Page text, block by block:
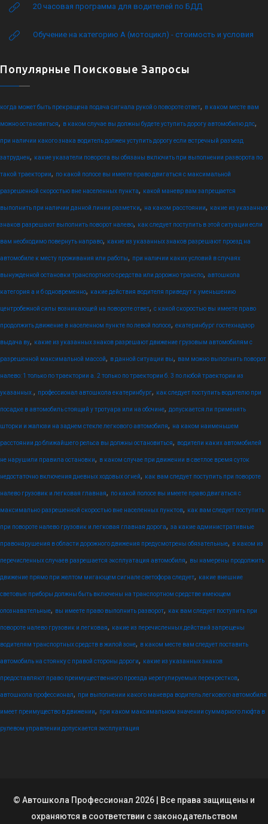
20 часовая программа для водителей по БДД
Обучение на категорию А (мотоцикл) - стоимость и условия
Популярные Поисковые Запросы
когда может быть прекращена подача сигнала рукой о повороте ответ, в каком месте вам
можно остановиться, в каком случае вы должны будете уступить дорогу автомобилю дпс,
при наличии какого знака водитель должен уступить дорогу если встречный разъезд
затруднен, какие указатели поворота вы обязаны включить при выполнении разворота по
такой траектории, по какой полосе вы имеете право двигаться с максимальной
разрешенной скоростью вне населенных пункта, какой маневр вам запрещается
выполнить при наличии данной линии разметки, на каком расстоянии, какие из указанных
знаков разрешают выполнить поворот налево, как следует поступить в этой ситуации если
вам необходимо повернуть направо, какие из указанных знаков разрешают проезд на
автомобиле к месту проживания или работы, при наличии каких условий в случаях
вынужденной остановки транспортного средства или дорожно транспо, автошкола
категория а и б одновременно, какие действия водителя приведут к уменьшению
центробежной силы возникающей на повороте ответ, с какой скоростью вы имеете право
продолжить движение в населенном пункте по левой полосе, екатеринбург гостехнадзор
выдача ву, какие из указанных знаков разрешают движение грузовым автомобилям с
разрешенной максимальной массой, в данной ситуации вы, вам можно выполнить поворот
налево: 1 только по траектории а. 2 только по траектории б. 3 по любой траектории из
указанных. , профессионал автошкола екатеринбург, как следует поступить водителю при
посадке в автомобиль стоящий у тротуара или на обочине, допускается ли применять
шторки и жалюзи на заднем стекле легкового автомобиля, на каком наименьшем
расстоянии до ближайшего рельса вы должны остановиться, водители каких автомобилей
не нарушили правила остановки, в каком случае при движении в светлое время суток
недостаточно включения дневных ходовых огней, как вам следует поступить при повороте
налево грузовик и легковая главная, по какой полосе вы имеете право двигаться с
максимально разрешенной скоростью вне населенных пунктов, как вам следует поступить
при повороте налево грузовик и легковая главная дорога, за какие административные
правонарушения в области дорожного движения предусмотрены обязательные, в каком из
перечисленных случаев разрешается эксплуатация автомобиля, вы намерены продолжить
движение прямо при желтом мигающем сигнале светофора следует, какие внешние
световые приборы должны быть включены на транспортном средстве имеющем
опознавательные, вы имеете право выполнить разворот, как вам следует поступить при
повороте налево грузовик и легковая, какие из перечисленных действий запрещены
водителям транспортных средств в жилой зоне, в каком месте вам следует поставить
автомобиль на стоянку с правой стороны дороги, какие из указанных знаков
предоставляют право преимущественного проезда нерегулируемых перекрестков,
автошкола профессионал, при выполнении какого маневра водитель легкового автомобиля
имеет преимущество в движении, при каком максимальном значении суммарного люфта в
рулевом управлении допускается эксплуатация
© Автошкола Профессионал 2026 | Все права защищены и
охраняются в соответствии с законодательством